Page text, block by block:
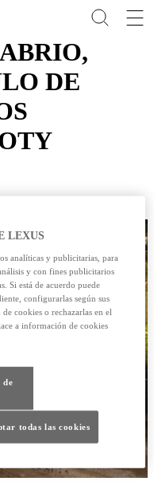
DE
LEXUS
analíticas y publicitarias, para
y con fines publicitarios
Si está de acuerdo puede
configurarlas según sus
cookies o rechazarlas en el
a información de cookies
de
todas las cookies